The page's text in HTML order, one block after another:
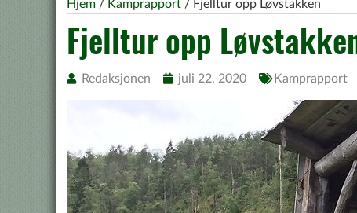
Hjem / Kamprapport / Fjelltur opp Løvstakken
Fjelltur opp
Redaksjonen juli 22, 2020 Kamprapport